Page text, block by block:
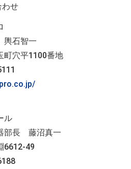
わせ
智一
穴平1100番地
ル
長 藤沼真一
6612-49